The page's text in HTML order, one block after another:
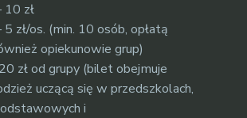
10 zł
zł/os. (min. 10 osób, opłatą
opiekunowie grup)
zł od grupy (bilet obejmuje
uczącą się w przedszkolach,
i